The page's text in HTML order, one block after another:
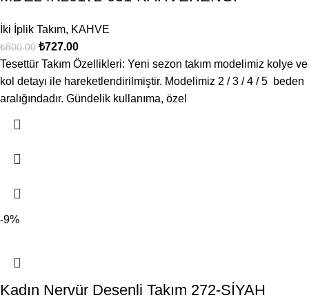
İki İplik Takım, KAHVE
₺800.00 ₺727.00
Tesettür Takım Özellikleri: Yeni sezon takım modelimiz kolye ve
kol detayı ile hareketlendirilmiştir. Modelimiz 2 / 3 / 4 / 5 beden
aralığındadır. Gündelik kullanıma, özel
-9%
Kadın Nervür Desenli Takım 272-SİYAH